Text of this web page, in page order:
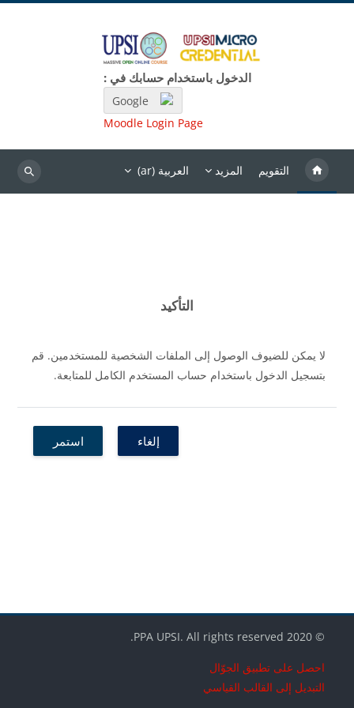
الدخول باستخدام حسابك في :
Google
Moodle Login Page
التقويم المزيد العربية ‎(ar)‎
بحث
التأكيد
لا يمكن للضيوف الوصول إلى الملفات الشخصية للمستخدمين. قم
بتسجيل الدخول باستخدام حساب المستخدم الكامل للمتابعة.
إلغاء استمر
الكتل
الكتل
الكتل
© 2020 PPA UPSI. All rights reserved.
احصل على تطبيق الجوّال
التبديل إلى القالب القياسي